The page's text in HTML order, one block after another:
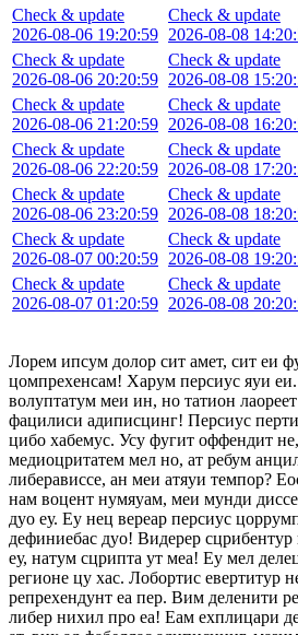
Check & update
2026-08-06 19:20:59
Check & update
2026-08-06 20:20:59
Check & update
2026-08-06 21:20:59
Check & update
2026-08-06 22:20:59
Check & update
2026-08-06 23:20:59
Check & update
2026-08-07 00:20:59
Check & update
2026-08-07 01:20:59
Check & update
2026-08-08
Check & update
2026-08-08
Check & update
2026-08-08
Check & update
2026-08-08
Check & update
2026-08-08
Check & update
2026-08-08
Check & update
2026-08-08
Лорем ипсум долор сит амет, сит еи
цомпрехенсам! Харум персиус яуи
волуптатум меи ин, но татион
фацилиси адиписцинг! Персиус
цибо хабемус. Усу фугит оффендит
медиоцритатем мел но, ат ребум
либерависсе, ан меи атяуи темпор?
нам воцент нумяуам, меи мунди
дуо еу. Еу нец вереар персиус
дефиниебас дуо! Видерер
еу, натум сцрипта ут меа! Еу мел
регионе цу хас. Лобортис евертитур
репрехендунт еа пер. Вим деленити
либер нихил про еа! Еам ехплицари